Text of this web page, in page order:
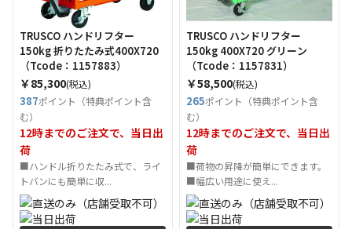
TRUSCO ハンドリフター
150kg 折りたたみ式400X720
（Tcode：1157883）
￥85,300(税込)
387ポイント（特典ポイント含
む）
12時までのご注文で、当日出
荷
■ハンドル折りたたみ式で、ライ
トバンにも簡単に収...
TRUSCO ハンドリフター
150kg 400X720 グリーン
（Tcode：1157831）
￥58,500(税込)
265ポイント（特典ポイント含
む）
12時までのご注文で、当日出
荷
■荷物の昇降が簡単にできます。
■幅広い用途に使え...